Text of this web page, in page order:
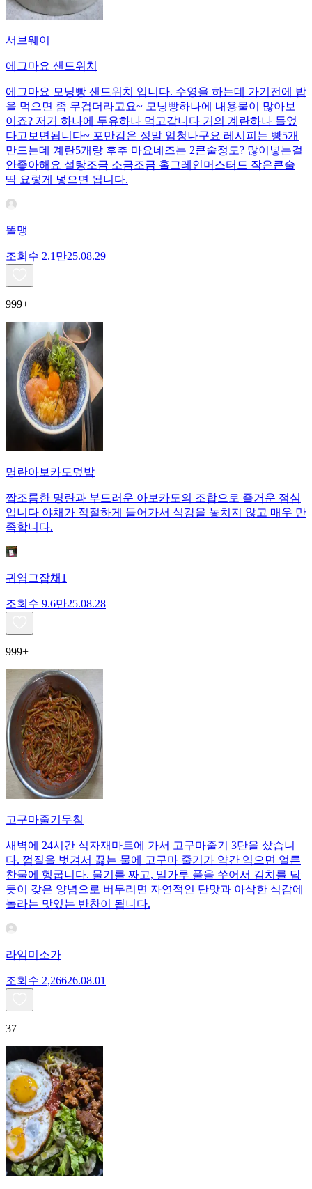
서브웨이
에그마요 샌드위치
에그마요 모닝빵 샌드위치 입니다. 수영을 하는데 가기전에 밥
을 먹으면 좀 무겁더라고요~ 모닝빵하나에 내용물이 많아보
이죠? 저거 하나에 두유하나 먹고갑니다 거의 계란하나 들었
다고보면됩니다~ 포만감은 정말 엄청나구요 레시피는 빵5개
만드는데 계란5개랑 후추 마요네즈는 2큰술정도? 많이넣는걸
안좋아해요 설탕조금 소금조금 홀그레인머스터드 작은큰술
딱 요렇게 넣으면 됩니다.
똘맹
조회수 2.1만25.08.29
999+
명란아보카도덮밥
짭조름한 명란과 부드러운 아보카도의 조합으로 즐거운 점심
입니다 야채가 적절하게 들어가서 식감을 놓치지 않고 매우 만
족합니다.
귀염그잡채1
조회수 9.6만25.08.28
999+
고구마줄기무침
새벽에 24시간 식자재마트에 가서 고구마줄기 3단을 샀습니
다. 껍질을 벗겨서 끓는 물에 고구마 줄기가 약간 익으면 얼른
찬물에 헹굽니다. 물기를 짜고, 밀가루 풀을 쑤어서 김치를 담
듯이 갖은 양념으로 버무리면 자연적인 단맛과 아삭한 식감에
놀라는 맛있는 반찬이 됩니다.
라임미소가
조회수 2,26626.08.01
37